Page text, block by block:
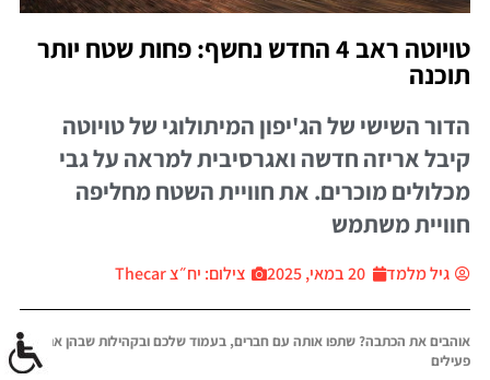
טויוטה ראב 4 החדש נחשף: פחות שטח יותר
תוכנה
הדור השישי של הג'יפון המיתולוגי של טויוטה
קיבל אריזה חדשה ואגרסיבית למראה על גבי
מכלולים מוכרים. את חוויית השטח מחליפה
חוויית משתמש
גיל מלמד 20 במאי, 2025 צילום: יח״צ Thecar
אוהבים את הכתבה? שתפו אותה עם חברים, בעמוד שלכם ובקהילות שבהן אתם
פעילים